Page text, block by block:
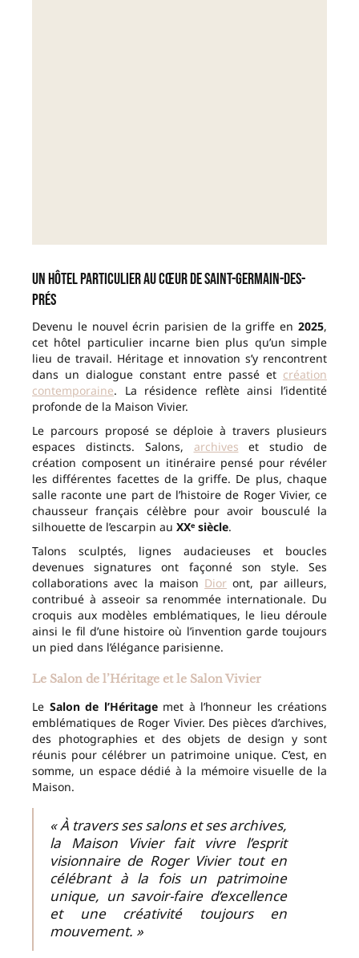
Un hôtel particulier au cœur de Saint-Germain-des-
Prés
Devenu le nouvel écrin parisien de la griffe en 2025,
cet hôtel particulier incarne bien plus qu’un simple
lieu de travail. Héritage et innovation s’y rencontrent
dans un dialogue constant entre passé et création
contemporaine. La résidence reflète ainsi l’identité
profonde de la Maison Vivier.
Le parcours proposé se déploie à travers plusieurs
espaces distincts. Salons, archives et studio de
création composent un itinéraire pensé pour révéler
les différentes facettes de la griffe. De plus, chaque
salle raconte une part de l’histoire de Roger Vivier, ce
chausseur français célèbre pour avoir bousculé la
silhouette de l’escarpin au XXᵉ siècle.
Talons sculptés, lignes audacieuses et boucles
devenues signatures ont façonné son style. Ses
collaborations avec la maison Dior ont, par ailleurs,
contribué à asseoir sa renommée internationale. Du
croquis aux modèles emblématiques, le lieu déroule
ainsi le fil d’une histoire où l’invention garde toujours
un pied dans l’élégance parisienne.
Le Salon de l’Héritage et le Salon Vivier
Le Salon de l’Héritagemet à l’honneur les créations
emblématiques de Roger Vivier. Des pièces d’archives,
des photographies et des objets de design y sont
réunis pour célébrer un patrimoine unique. C’est, en
somme, un espace dédié à la mémoire visuelle de la
Maison.
« À travers ses salons et ses archives,
la Maison Vivier fait vivre l’esprit
visionnaire de Roger Vivier tout en
célébrant à la fois un patrimoine
unique, un savoir-faire d’excellence
et une créativité toujours en
mouvement. »